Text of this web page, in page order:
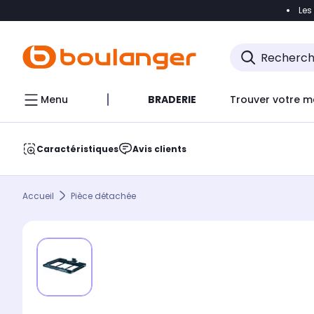
Accéder
Menu BRADERIE Trouver votre
Caractéristiques Avis clients
Accueil Pièce détachée